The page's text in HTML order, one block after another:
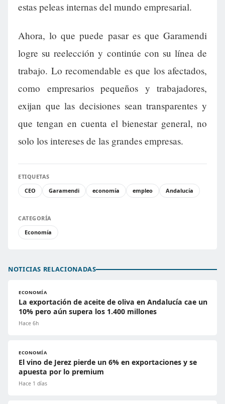
estas peleas internas del mundo empresarial.
Ahora, lo que puede pasar es que Garamendi
logre su reelección y continúe con su línea de
trabajo. Lo recomendable es que los afectados,
como empresarios pequeños y trabajadores,
exijan que las decisiones sean transparentes y
que tengan en cuenta el bienestar general, no
solo los intereses de las grandes empresas.
ETIQUETAS
CEO
Garamendi economía empleo Andalucía
CATEGORÍA
Economía
NOTICIAS RELACIONADAS
ECONOMÍA
La exportación de aceite de oliva en Andalucía cae un
10% pero aún supera los 1.400 millones
Hace 6h
ECONOMÍA
El vino de Jerez pierde un 6% en exportaciones y se
apuesta por lo premium
Hace 1 días